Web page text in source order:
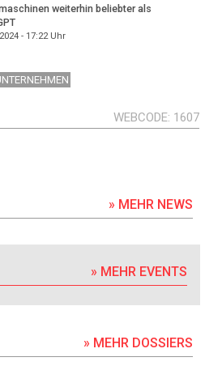
weiterhin beliebter als
- 17:22Uhr
WEBCODE 1607
» MEHR NEWS
» MEHR EVENTS
» MEHR DOSSIERS